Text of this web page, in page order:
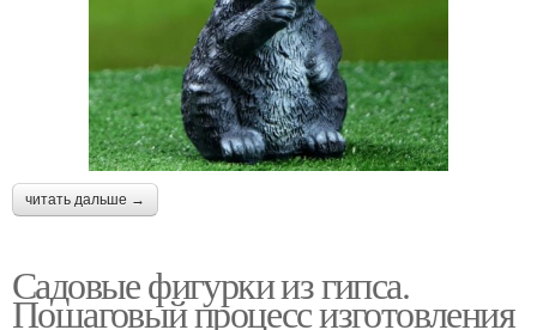
читать дальше →
Садовые фигурки из гипса.
Пошаговый процесс изготовления